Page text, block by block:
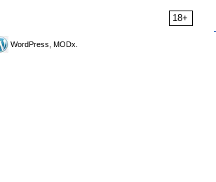
18+
WordPress, MODx.